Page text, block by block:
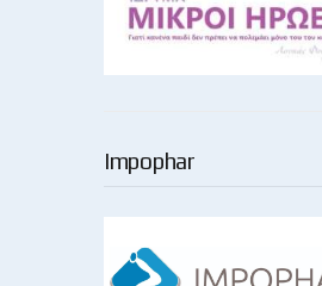
Impophar